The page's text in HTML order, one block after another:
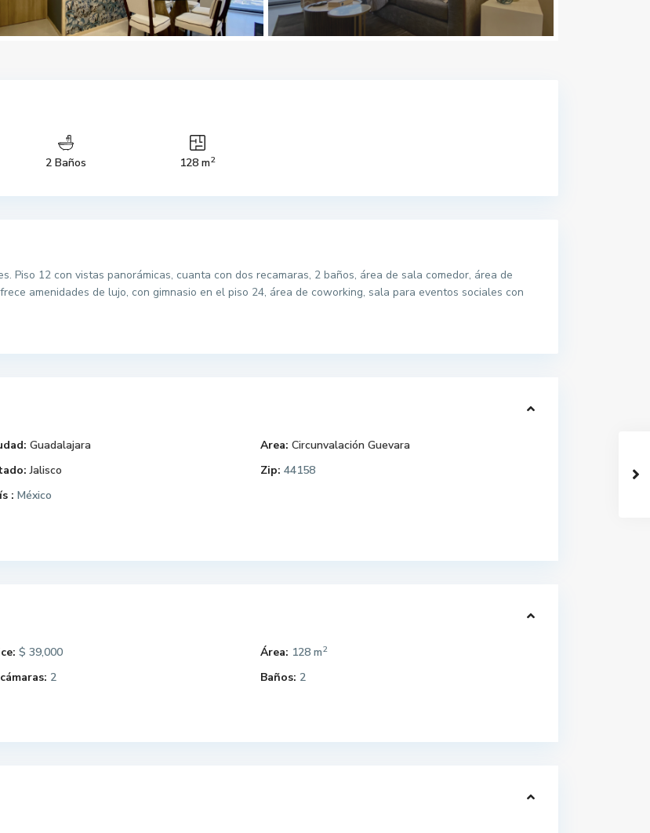
2 Baños 128 m2
Piso 12 con vistas panorámicas, cuanta con dos recamaras, 2 baños, área de sala comedor, área de
amenidades de lujo, con gimnasio en el piso 24, área de coworking, sala para eventos sociales con
Guadalajara Area: Circunvalación Guevara
Jalisco Zip: 44158
: México
$ 39,000 Área: 128 m2
2 Baños: 2